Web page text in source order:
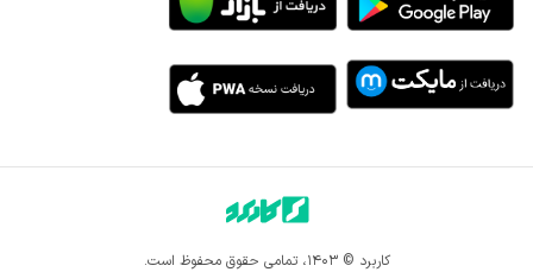
کاربرد © ۱۴۰۳، تمامی حقوق محفوظ است.